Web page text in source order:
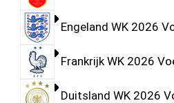
Engeland WK 2026
Frankrijk WK 2026
Duitsland WK 2026